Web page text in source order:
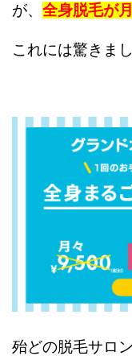
が、 全身脱毛が
これには驚きまし
殆どの脱毛サロ